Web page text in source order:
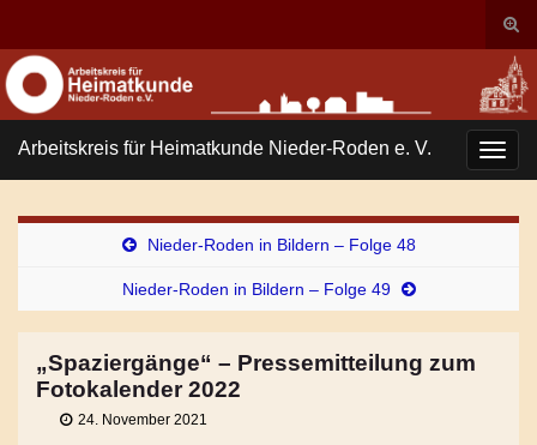
Search for:
Arbeitskreis für Heimatkunde Nieder-Roden e. V.
Nieder-Roden in Bildern – Folge 48
Nieder-Roden in Bildern – Folge 49
„Spaziergänge“ – Pressemitteilung zum
Fotokalender 2022
24. November 2021